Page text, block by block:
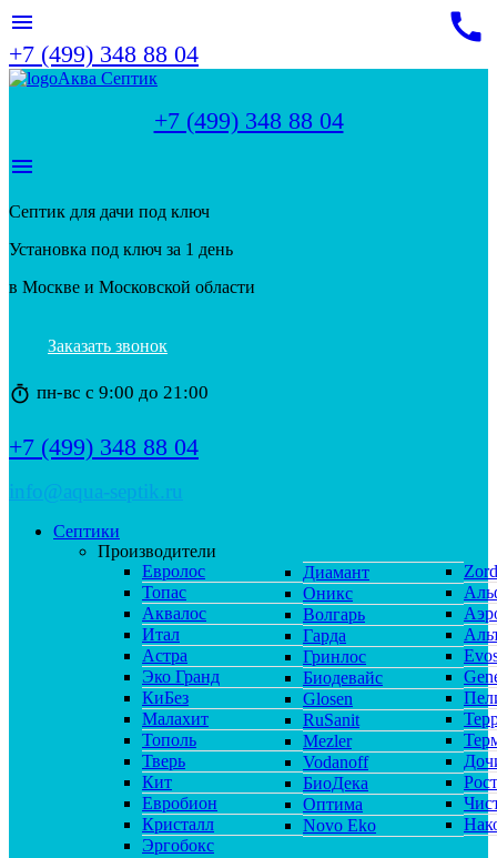
menu
+7 (499) 348 88 04
call
Аква Септик
+7 (499) 348 88 04
menu
Септик для дачи под ключ
Установка под ключ за 1 день
в Москве и Московской области
Заказать звонок
timer пн-вс с 9:00 до 21:00
+7 (499) 348 88 04
info@aqua-septik.ru
Септики
Производители
Евролос
Топас
Аквалос
Итал
Астра
Эко Гранд
КиБез
Малахит
Тополь
Тверь
Кит
Евробион
Кристалл
Эргобокс
Диамант
Оникс
Волгарь
Гарда
Гринлос
Биодевайс
Glosen
RuSanit
Mezler
Vodanoff
БиоДека
Оптима
Novo Eko